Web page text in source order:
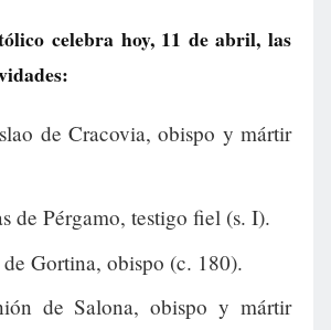
celebra hoy, 11 de abril, las
de Cracovia, obispo y mártir
de Pérgamo, testigo fiel (s. I).
Gortina, obispo (c. 180).
de Salona, obispo y mártir